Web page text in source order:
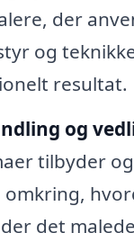
der
og
resultat.
og
tilbyder
det